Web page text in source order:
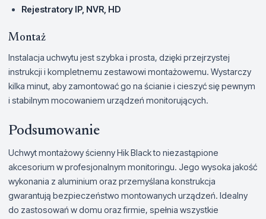
Rejestratory IP, NVR, HD
Montaż
Instalacja uchwytu jest szybka i prosta, dzięki przejrzystej
instrukcji i kompletnemu zestawowi montażowemu. Wystarczy
kilka minut, aby zamontować go na ścianie i cieszyć się pewnym
i stabilnym mocowaniem urządzeń monitorujących.
Podsumowanie
Uchwyt montażowy ścienny Hik Black to niezastąpione
akcesorium w profesjonalnym monitoringu. Jego wysoka jakość
wykonania z aluminium oraz przemyślana konstrukcja
gwarantują bezpieczeństwo montowanych urządzeń. Idealny
do zastosowań w domu oraz firmie, spełnia wszystkie